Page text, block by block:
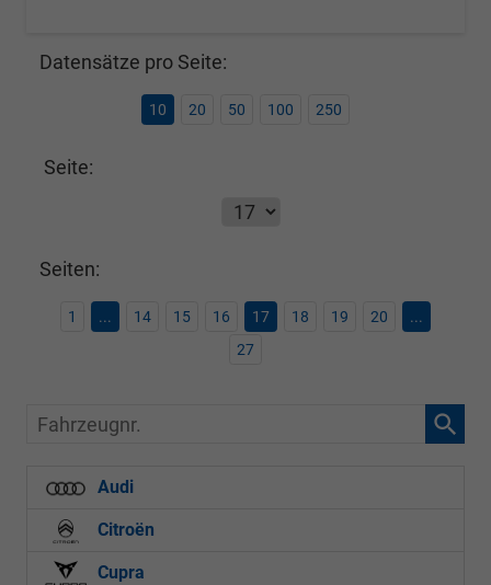
Datensätze pro Seite:
10 20 50 100 250
Seite:
Seiten:
1 ... 14 15 16 17 18 19 20
...
27
Fahrzeugnr.
Audi
Citroën
Cupra